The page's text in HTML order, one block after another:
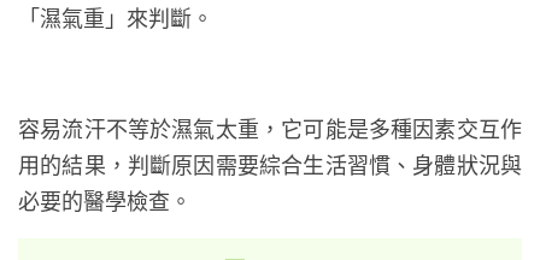
「濕氣重」來判斷。
容易流汗不等於濕氣太重，它可能是多種因素交互作
用的結果，判斷原因需要綜合生活習慣、身體狀況與
必要的醫學檢查。